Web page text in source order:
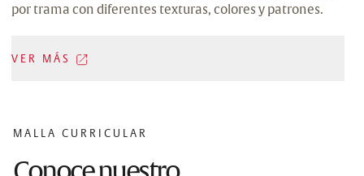
por trama con diferentes texturas, colores y patrones.
VER MÁS
MALLA CURRICULAR